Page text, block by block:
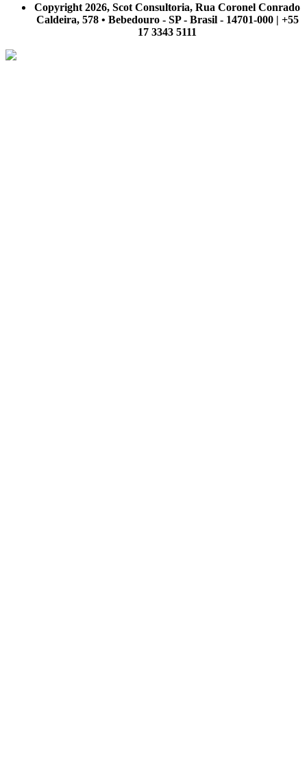
Copyright 2026, Scot Consultoria, Rua Coronel Conrado
Caldeira, 578 • Bebedouro - SP - Brasil - 14701-000 | +55
17 3343 5111